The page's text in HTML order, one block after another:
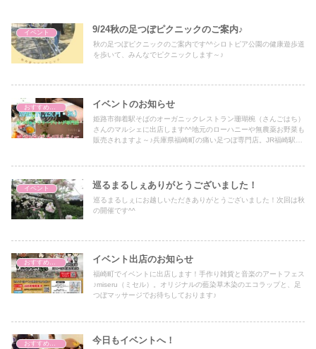
イベント 9/24秋の足つぼピクニックのご案内♪
秋の足つぼピクニックのご案内です^^シロトピア公園の健康遊歩道
を歩いて、みんなでピクニックします～♪
イベントのお知らせ
姫路市御着駅そばのオーガニックレストラン珊瑚椀（さんごはち）
さんのマルシェに出店します^^地元のローハニーや無農薬お野菜も
販売されますよ～♪兵庫県福崎町の痛い足つぼ専門店。JR福崎駅近
イベント 巡るまるしぇありがとうございました！
巡るまるしぇにお越しいただきありがとうございました！次回は秋
の開催です^^
おすすめアイテム イベント出店のお知らせ
福崎町でイベントに出店します！手作り雑貨と音楽のアートフェス
♪miseru（ミセル）。オリジナルの藍染草木染のエコラップと、足
つぼマッサージでお待ちしております♪
おすすめアイテム 今日もイベントへ！